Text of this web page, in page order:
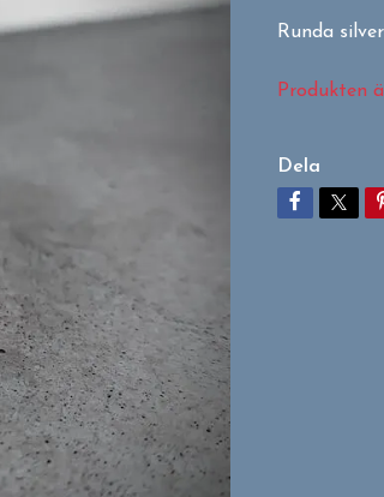
Runda
Produkten
Dela